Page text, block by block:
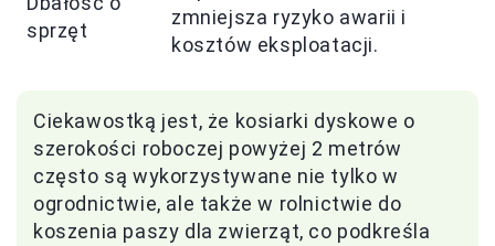
sprzęt
zmniejsza ryzyko awarii i
kosztów eksploatacji.
Ciekawostką jest, że kosiarki dyskowe o
szerokości roboczej powyżej 2 metrów
często są wykorzystywane nie tylko w
ogrodnictwie, ale także w rolnictwie do
koszenia paszy dla zwierząt, co podkreśla